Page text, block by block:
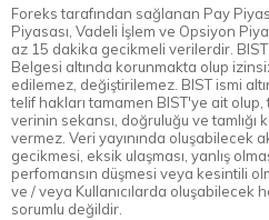
Foreks tarafından sağlanan Pay
Piyasası, Vadeli İşlem ve Opsiyon
az 15 dakika gecikmeli verilerdir.
Belgesi altında korunmakta olup
edilemez, değiştirilemez. BIST ismi
telif hakları tamamen BIST'ye ait olup,
verinin sekansı, doğruluğu ve
vermez. Veri yayınında oluşabilecek
gecikmesi, eksik ulaşması, yanlış
perfomansın düşmesi veya kesintili
ve / veya Kullanıcılarda oluşabilecek
sorumlu değildir.